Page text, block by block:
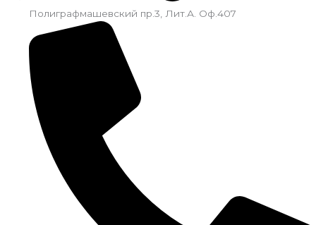
Полиграфмашевский пр.3, Лит.А. Оф.407